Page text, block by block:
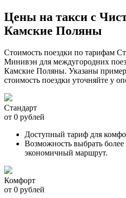
Цены на такси с
Камские Поляны
Стоимость поездки по тарифам
Минивэн для междугородних
Камские Поляны. Указаны
стоимость поездки уточняйте у
Стандарт
от 0 рублей
Доступный тариф для
Возможность выбрать
экономичный маршрут.
Комфорт
от 0 рублей